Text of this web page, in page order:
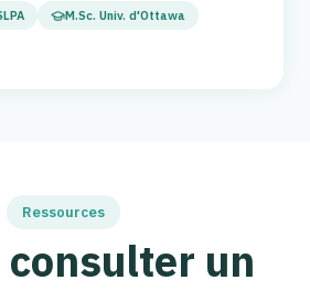
M.Sc. Univ. d'Ottawa
Ressources
consulter un